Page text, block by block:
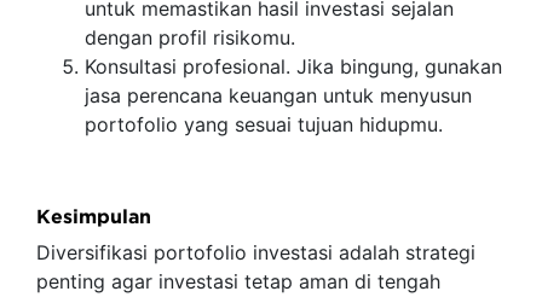
untuk memastikan hasil investasi sejalan
dengan profil risikomu.
Konsultasi profesional. Jika bingung, gunakan
jasa perencana keuangan untuk menyusun
portofolio yang sesuai tujuan hidupmu.
Kesimpulan
Diversifikasi portofolio investasi adalah strategi
penting agar investasi tetap aman di tengah